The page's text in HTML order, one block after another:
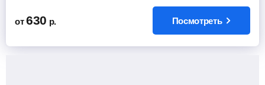
от 630 р. Посмотреть